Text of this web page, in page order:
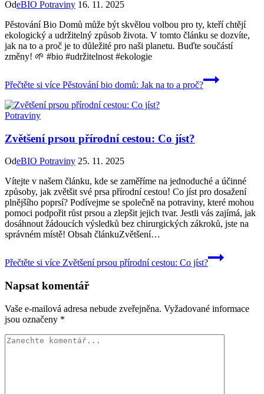
OdeBIO Potraviny 16. 11. 2025
Pěstování Bio Domů může být skvělou volbou pro ty, kteří chtějí
ekologický a udržitelný způsob života. V tomto článku se dozvíte,
jak na to a proč je to důležité pro naši planetu. Buďte součástí
změny! 🌱 #bio #udržitelnost #ekologie
Přečtěte si více Pěstování bio domů: Jak na to a proč?
Potraviny
Zvětšení prsou přírodní cestou: Co jíst?
OdeBIO Potraviny 25. 11. 2025
Vítejte v našem článku, kde se zaměříme na jednoduché a účinné
způsoby, jak zvětšit své prsa přírodní cestou! Co jíst pro dosažení
plnějšího poprsí? Podívejme se společně na potraviny, které mohou
pomoci podpořit růst prsou a zlepšit jejich tvar. Jestli vás zajímá, jak
dosáhnout žádoucích výsledků bez chirurgických zákroků, jste na
správném místě! Obsah článkuZvětšení…
Přečtěte si více Zvětšení prsou přírodní cestou: Co jíst?
Napsat komentář
Vaše e-mailová adresa nebude zveřejněna. Vyžadované informace
jsou označeny *